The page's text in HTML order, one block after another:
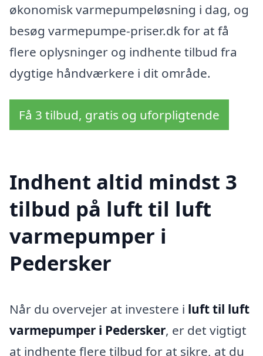
økonomisk varmepumpeløsning i dag, og
besøg varmepumpe-priser.dk for at få
flere oplysninger og indhente tilbud fra
dygtige håndværkere i dit område.
Få 3 tilbud, gratis og uforpligtende
Indhent altid mindst 3
tilbud på luft til luft
varmepumper i
Pedersker
Når du overvejer at investere i luft til luft
varmepumper i Pedersker, er det vigtigt
at indhente flere tilbud for at sikre, at du